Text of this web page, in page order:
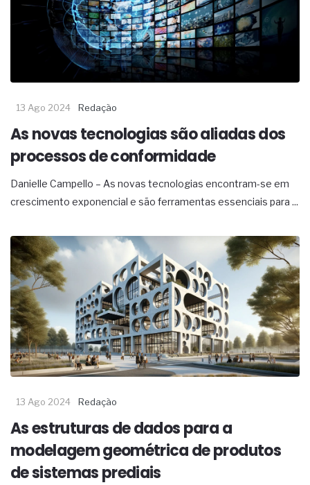
13 Ago 2024 Redação
As novas tecnologias são aliadas dos
processos de conformidade
Danielle Campello – As novas tecnologias encontram-se em
crescimento exponencial e são ferramentas essenciais para ...
13 Ago 2024 Redação
As estruturas de dados para a
modelagem geométrica de produtos
de sistemas prediais